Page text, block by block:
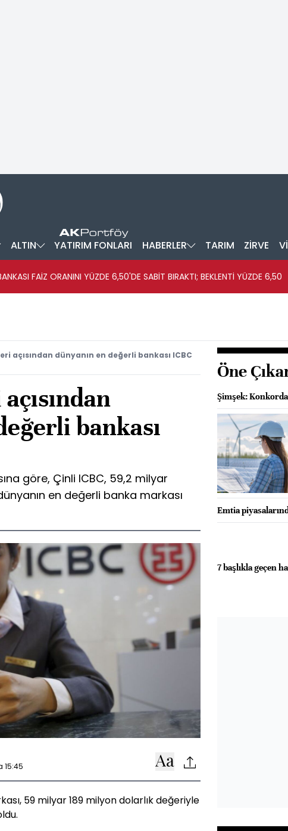
ALTIN YATIRIM FONLARI HABERLER TARIM ZİRVE
FAİZ ORANINI YÜZDE 6,50'DE SABİT BIRAKTI; BEKLENTİ YÜZDE 6,50
açısından dünyanın en değerli bankası ICBC
bankası
göre, Çinli ICBC, 59,2 milyar
en değerli banka markası
15:45
59 milyar 189 milyon dolarlık değeriyle
Öne
Şimşek:
Emtia
7 başlıkla geçen